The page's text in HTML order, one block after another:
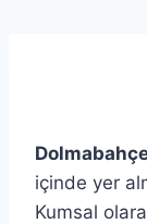
içinde yer
Kumsal